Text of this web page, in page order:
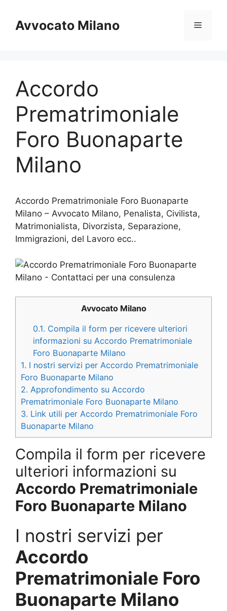
contenuto
Avvocato Milano Menu
Accordo
Prematrimoniale
Foro Buonaparte
Milano
Accordo Prematrimoniale Foro Buonaparte
Milano – Avvocato Milano, Penalista, Civilista,
Matrimonialista, Divorzista, Separazione,
Immigrazioni, del Lavoro ecc..
Avvocato Milano
0.1. Compila il form per ricevere ulteriori
informazioni su Accordo Prematrimoniale
Foro Buonaparte Milano
1. I nostri servizi per Accordo Prematrimoniale
Foro Buonaparte Milano
2. Approfondimento su Accordo
Prematrimoniale Foro Buonaparte Milano
3. Link utili per Accordo Prematrimoniale Foro
Buonaparte Milano
Compila il form per ricevere
ulteriori informazioni su
Accordo Prematrimoniale
Foro Buonaparte Milano
I nostri servizi per
Accordo
Prematrimoniale Foro
Buonaparte Milano